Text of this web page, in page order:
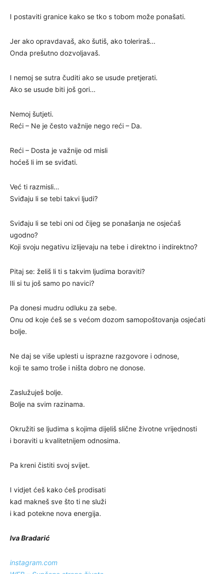
I postaviti granice kako se tko s tobom može ponašati.
Jer ako opravdavaš, ako šutiš, ako toleriraš…
Onda prešutno dozvoljavaš.
I nemoj se sutra čuditi ako se usude pretjerati.
Ako se usude biti još gori…
Nemoj šutjeti.
Reći – Ne je često važnije nego reći – Da.
Reći – Dosta je važnije od misli
hoćeš li im se sviđati.
Već ti razmisli…
Sviđaju li se tebi takvi ljudi?
Sviđaju li se tebi oni od čijeg se ponašanja ne osjećaš
ugodno?
Koji svoju negativu izlijevaju na tebe i direktno i indirektno?
Pitaj se: želiš li ti s takvim ljudima boraviti?
Ili si tu još samo po navici?
Pa donesi mudru odluku za sebe.
Onu od koje ćeš se s većom dozom samopoštovanja osjećati
bolje.
Ne daj se više uplesti u isprazne razgovore i odnose,
koji te samo troše i ništa dobro ne donose.
Zaslužuješ bolje.
Bolje na svim razinama.
Okružiti se ljudima s kojima dijeliš slične životne vrijednosti
i boraviti u kvalitetnijem odnosima.
Pa kreni čistiti svoj svijet.
I vidjet ćeš kako ćeš prodisati
kad makneš sve što ti ne služi
i kad potekne nova energija.
Iva Bradarić
instagram.com